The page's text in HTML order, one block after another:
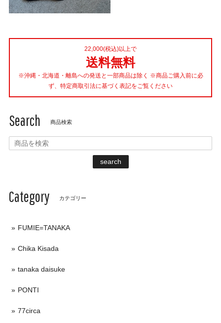
22,000(税込)以上で
送料無料
※沖縄・北海道・離島への発送と一部商品は除く ※商品ご購入前に必
ず、特定商取引法に基づく表記をご覧ください
Search 商品検索
search
Category カテゴリー
FUMIE=TANAKA
Chika Kisada
tanaka daisuke
PONTI
77circa